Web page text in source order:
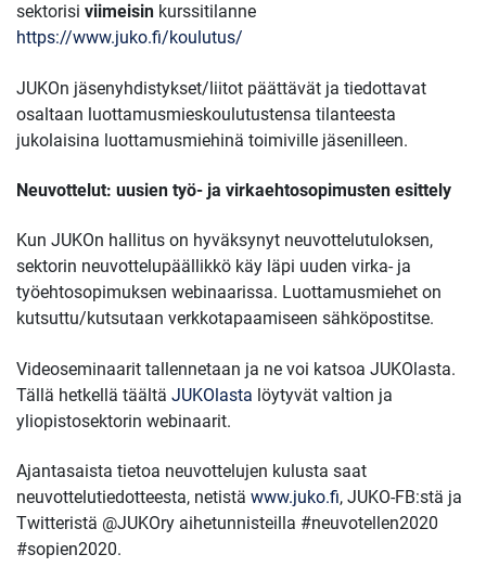
sektorisi viimeisin kurssitilanne
https://www.juko.fi/koulutus/
JUKOn jäsenyhdistykset/liitot päättävät ja tiedottavat
osaltaan luottamusmieskoulutustensa tilanteesta
jukolaisina luottamusmiehinä toimiville jäsenilleen.
Neuvottelut: uusien työ- ja virkaehtosopimusten esittely
Kun JUKOn hallitus on hyväksynyt neuvottelutuloksen,
sektorin neuvottelupäällikkö käy läpi uuden virka- ja
työehtosopimuksen webinaarissa. Luottamusmiehet on
kutsuttu/kutsutaan verkkotapaamiseen sähköpostitse.
Videoseminaarit tallennetaan ja ne voi katsoa JUKOlasta.
Tällä hetkellä täältä JUKOlasta löytyvät valtion ja
yliopistosektorin webinaarit.
Ajantasaista tietoa neuvottelujen kulusta saat
neuvottelutiedotteesta, netistä www.juko.fi, JUKO-FB:stä ja
Twitteristä @JUKOry aihetunnisteilla #neuvotellen2020
#sopien2020.